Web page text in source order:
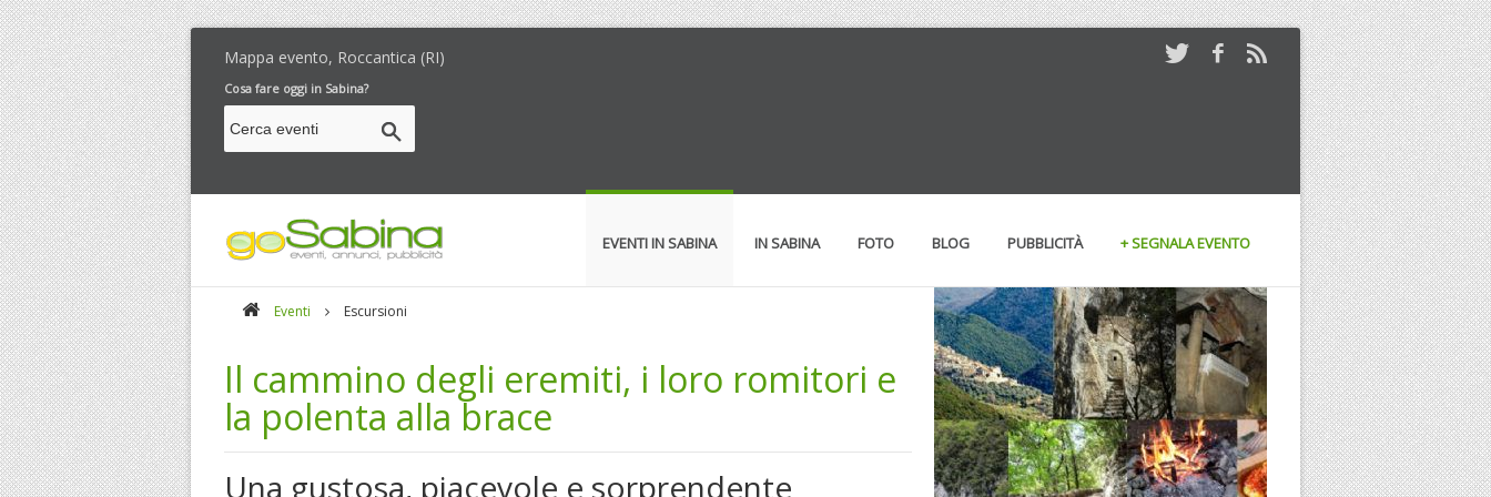
Mappa evento, Roccantica (RI)
Cosa fare oggi in Sabina?
EVENTI IN SABINA IN SABINA FOTO BLOG PUBBLICITÀ + SEGNALA EVENTO
Eventi Escursioni
Il cammino degli eremiti, i loro romitori e
la polenta alla brace
Una gustosa, piacevole e sorprendente